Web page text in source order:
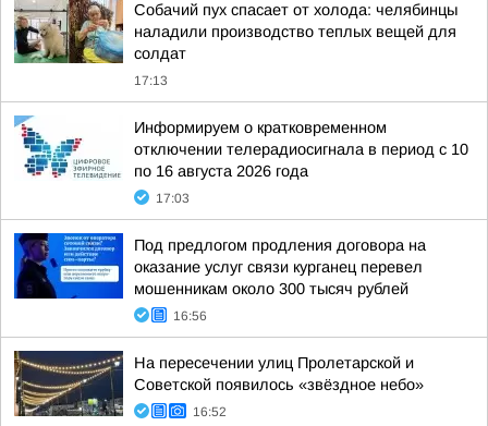
Собачий пух спасает от холода: челябинцы
наладили производство теплых вещей для
солдат
17:13
Информируем о кратковременном
отключении телерадиосигнала в период с 10
по 16 августа 2026 года
17:03
Под предлогом продления договора на
оказание услуг связи курганец перевел
мошенникам около 300 тысяч рублей
16:56
На пересечении улиц Пролетарской и
Советской появилось «звёздное небо»
16:52